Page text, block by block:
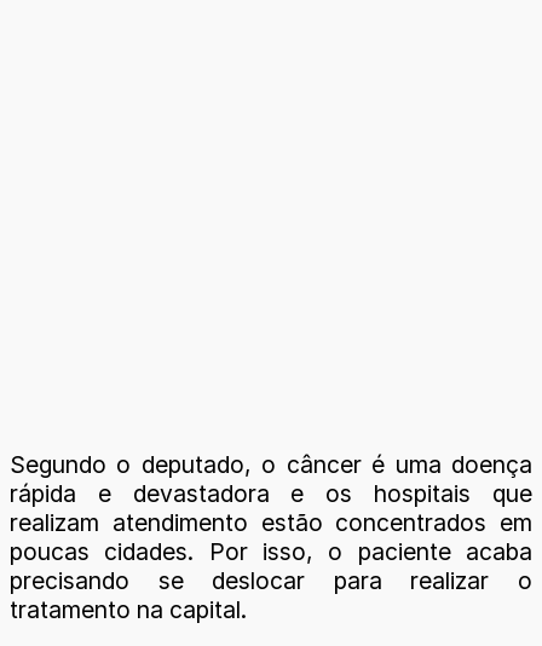
Segundo o deputado, o câncer é uma doença
rápida e devastadora e os hospitais que
realizam atendimento estão concentrados em
poucas cidades. Por isso, o paciente acaba
precisando se deslocar para realizar o
tratamento na capital.